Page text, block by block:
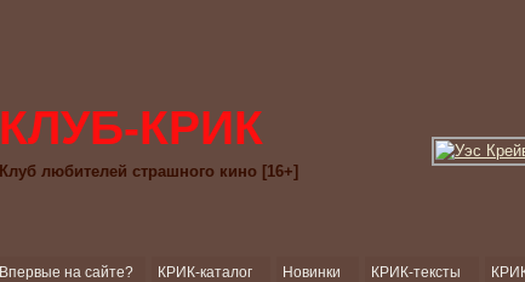
КЛУБ-КРИК
Клуб любителей страшного кино [16+]
Впервые на сайте? КРИК-каталог Новинки КРИК-тексты